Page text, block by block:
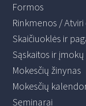
Formos
Rinkmenos /
Skaičiuoklės ir
Sąskaitos ir
Mokesčių žinynas
Mokesčių
Seminarai